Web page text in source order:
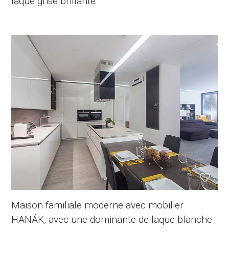
Maison familiale moderne avec mobilier
HANÁK, avec une dominante de laque blanche